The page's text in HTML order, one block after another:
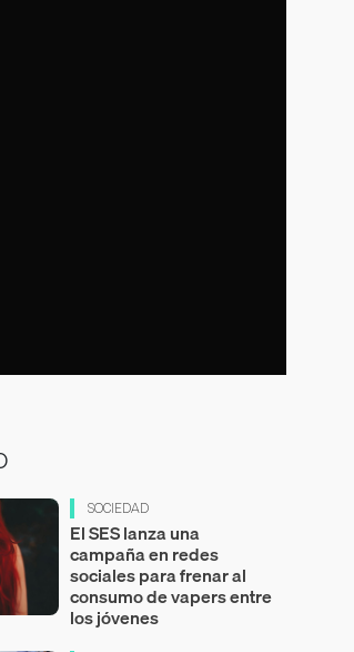
SOCIEDAD
El SES lanza una
campaña en redes
sociales para frenar al
consumo de vapers entre
los jóvenes